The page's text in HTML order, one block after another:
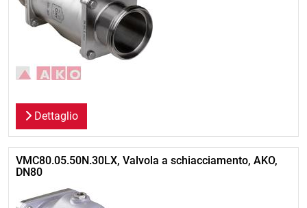
Dettaglio
VMC80.05.50N.30LX, Valvola a schiacciamento, AKO,
DN80